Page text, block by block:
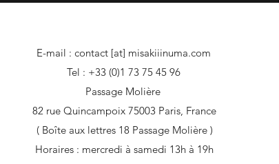
E-mail : contact [at] misakiiinuma.com
Tel : +33 (0)1 73 75 45 96
Passage Molière
82 rue Quincampoix 75003 Paris, France
( Boîte aux lettres 18 Passage Molière )
Horaires : mercredi à samedi 13h à 19h